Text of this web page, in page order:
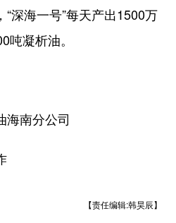
深海一号”每天产出1500万
凝析油。
南分公司
【责任编辑:韩昊辰】